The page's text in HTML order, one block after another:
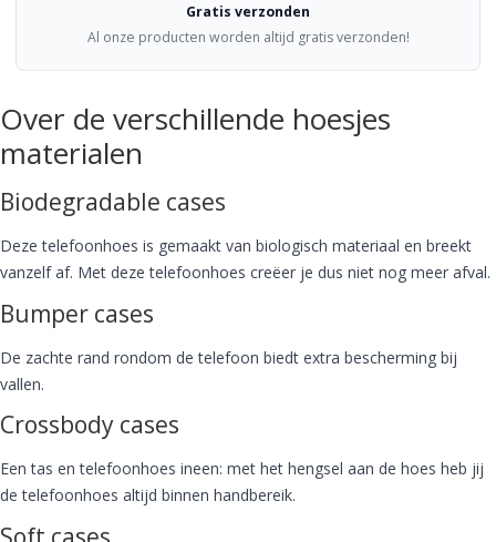
Gratis verzonden
Al onze producten worden altijd gratis verzonden!
Over de verschillende hoesjes
materialen
Biodegradable cases
Deze telefoonhoes is gemaakt van biologisch materiaal en breekt
vanzelf af. Met deze telefoonhoes creëer je dus niet nog meer afval.
Bumper cases
De zachte rand rondom de telefoon biedt extra bescherming bij
vallen.
Crossbody cases
Een tas en telefoonhoes ineen: met het hengsel aan de hoes heb jij
de telefoonhoes altijd binnen handbereik.